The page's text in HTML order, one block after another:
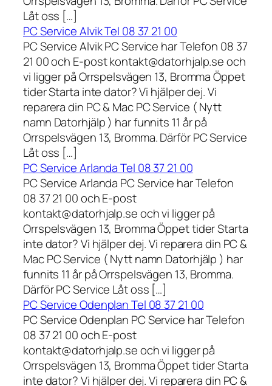
Låt oss […]
PC Service Alvik Tel 08 37 21 00
PC Service Alvik PC Service har Telefon 08 37
21 00 och E-post kontakt@datorhjalp.se och
vi ligger på Orrspelsvägen 13, Bromma Öppet
tider Starta inte dator? Vi hjälper dej. Vi
reparera din PC & Mac PC Service ( Nytt
namn Datorhjälp ) har funnits 11 år på
Orrspelsvägen 13, Bromma. Därför PC Service
Låt oss […]
PC Service Arlanda Tel 08 37 21 00
PC Service Arlanda PC Service har Telefon
08 37 21 00 och E-post
kontakt@datorhjalp.se och vi ligger på
Orrspelsvägen 13, Bromma Öppet tider Starta
inte dator? Vi hjälper dej. Vi reparera din PC &
Mac PC Service ( Nytt namn Datorhjälp ) har
funnits 11 år på Orrspelsvägen 13, Bromma.
Därför PC Service Låt oss […]
PC Service Odenplan Tel 08 37 21 00
PC Service Odenplan PC Service har Telefon
08 37 21 00 och E-post
kontakt@datorhjalp.se och vi ligger på
Orrspelsvägen 13, Bromma Öppet tider Starta
inte dator? Vi hjälper dej. Vi reparera din PC &